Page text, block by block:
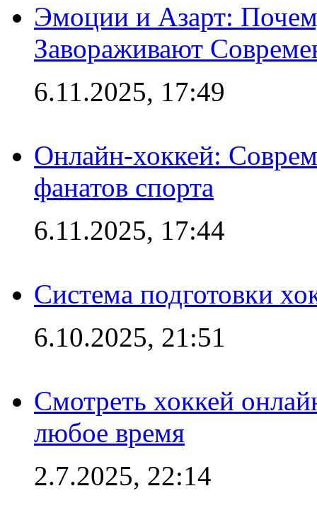
Эмоции и Азарт:
Завораживают
6.11.2025, 17:49
Онлайн-хоккей:
фанатов спорта
6.11.2025, 17:44
Система подготовки
6.10.2025, 21:51
Смотреть хоккей
любое время
2.7.2025, 22:14